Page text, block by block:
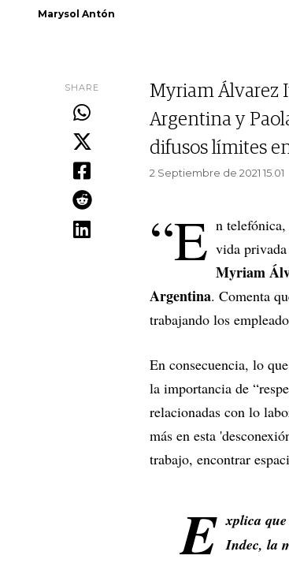
Marysol Antón
SHARE
Myriam Álvarez
Argentina y
difusos límites
2 Septiembre de 2021 15.01
“E n
vida
Myriam
Argentina. Comenta
trabajando los
En consecuencia, lo
la importancia de
relacionadas con lo
más en esta
trabajo, encontrar
E xplica
Indec, la